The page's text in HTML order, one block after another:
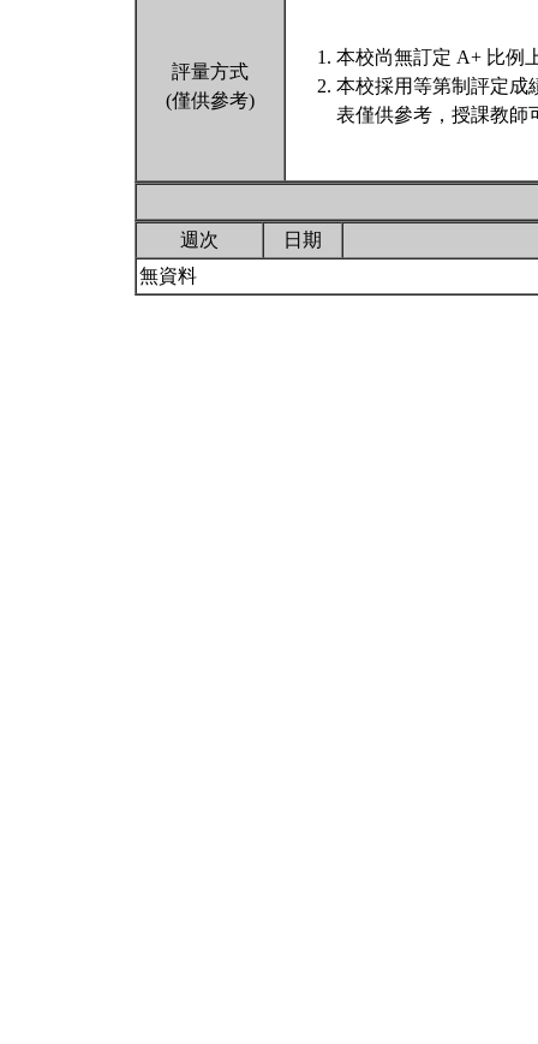
評量方式
(僅供參考)
本校尚無訂定 A+ 比例
本校採用等第制評定成
表僅供參考，授課教師
週次
日期
無資料